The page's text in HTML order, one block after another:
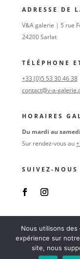
ADRESSE DE
V&A galerie | 5 rue
24200 Sarlat
TÉLÉPHONE
+33 (0)5 53 30 46 38
contact@v-a-
HORAIRES
Du mardi au
Sur rendez-vous au
SUIVEZ-NOUS
Copyright ©
Hosting
Nous utilisons des
expérience sur
site, nous